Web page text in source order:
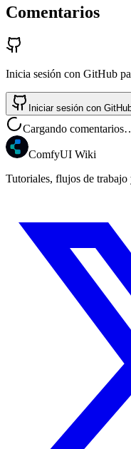
Comentarios
Inicia sesión con GitHub
Iniciar sesión con
Cargando
ComfyUI Wiki
Tutoriales, flujos de